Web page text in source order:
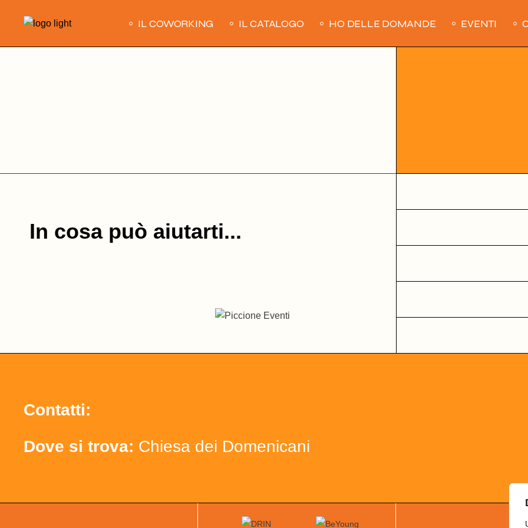
IL COWORKING IL CATALOGO HO DELLE DOMANDE EVENTI
In cosa può aiutarti...
Contatti:
Dove si trova: Chiesa dei Domenicani